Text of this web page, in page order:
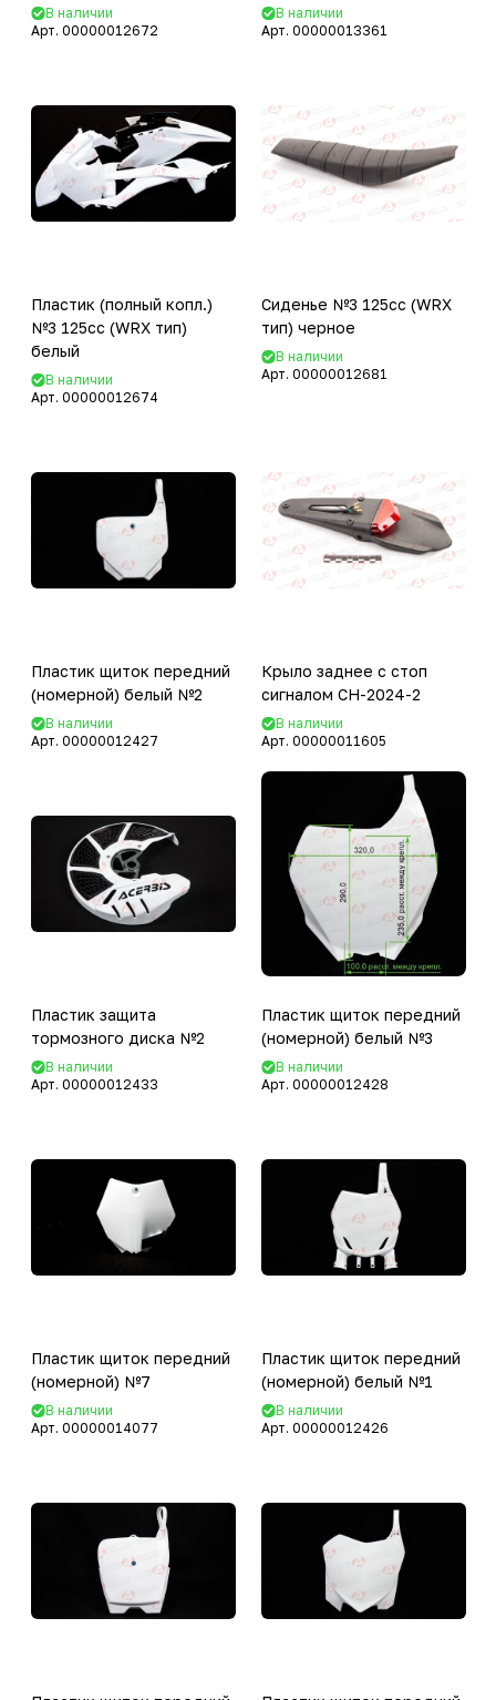
В наличии
Арт. 00000012672
В наличии
Арт. 00000013361
Пластик (полный копл.)
№3 125сс (WRX тип)
белый
В наличии
Арт. 00000012674
Сиденье №3 125сс (WRX
тип) черное
В наличии
Арт. 00000012681
Пластик щиток передний
(номерной) белый №2
В наличии
Арт. 00000012427
Крыло заднее с стоп
сигналом CH-2024-2
В наличии
Арт. 00000011605
Пластик защита
тормозного диска №2
В наличии
Арт. 00000012433
Пластик щиток передний
(номерной) белый №3
В наличии
Арт. 00000012428
Пластик щиток передний
(номерной) №7
В наличии
Арт. 00000014077
Пластик щиток передний
(номерной) белый №1
В наличии
Арт. 00000012426